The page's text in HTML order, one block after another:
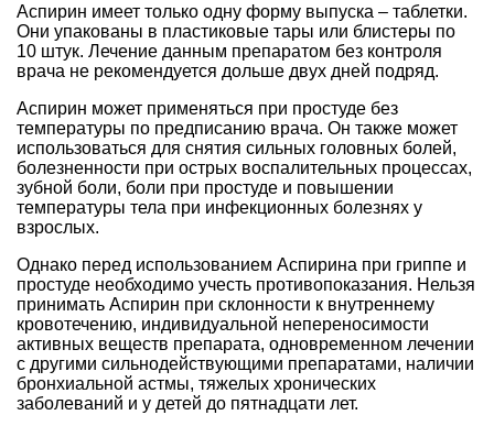
Аспирин имеет только одну форму выпуска – таблетки.
Они упакованы в пластиковые тары или блистеры по
10 штук. Лечение данным препаратом без контроля
врача не рекомендуется дольше двух дней подряд.
Аспирин может применяться при простуде без
температуры по предписанию врача. Он также может
использоваться для снятия сильных головных болей,
болезненности при острых воспалительных процессах,
зубной боли, боли при простуде и повышении
температуры тела при инфекционных болезнях у
взрослых.
Однако перед использованием Аспирина при гриппе и
простуде необходимо учесть противопоказания. Нельзя
принимать Аспирин при склонности к внутреннему
кровотечению, индивидуальной непереносимости
активных веществ препарата, одновременном лечении
с другими сильнодействующими препаратами, наличии
бронхиальной астмы, тяжелых хронических
заболеваний и у детей до пятнадцати лет.